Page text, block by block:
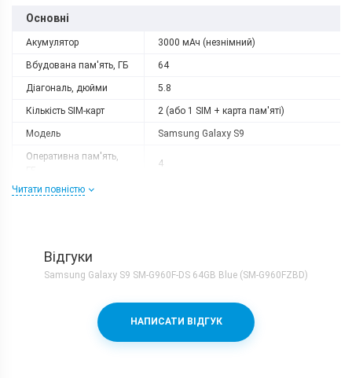
Основні
Акумулятор 3000 мАч (незнімний)
Вбудована пам'ять, ГБ 64
Діагональ, дюйми 5.8
Кількість SIM-карт 2 (або 1 SIM + карта пам'яті)
Модель Samsung Galaxy S9
Оперативна пам'ять,
4
Роздільна здатність
Процесор
Samsung Exynos 9810 + Mali-
G72MP18
Читати повністю
Відгуки
Samsung Galaxy S9 SM-G960F-DS 64GB Blue (SM-G960FZBD)
НАПИСАТИ ВІДГУК